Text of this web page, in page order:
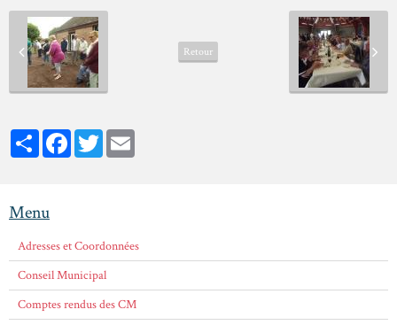
Retour
PartagerFacebookTwitter
Menu
Adresses et Coordonnées
Conseil Municipal
Comptes rendus des CM